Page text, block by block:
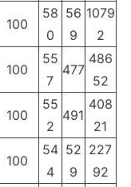
100
58
0
56
9
1079
2
100
55
7
477
486
52
100
55
2
491
408
21
100
54
4
52
9
227
92